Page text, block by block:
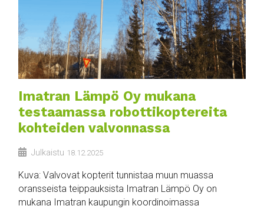
Imatran Lämpö Oy mukana
testaamassa robottikoptereita
kohteiden valvonnassa
Julkaistu 18.12.2025
Kuva: Valvovat kopterit tunnistaa muun muassa
oransseista teippauksista Imatran Lämpö Oy on
mukana Imatran kaupungin koordinoimassa